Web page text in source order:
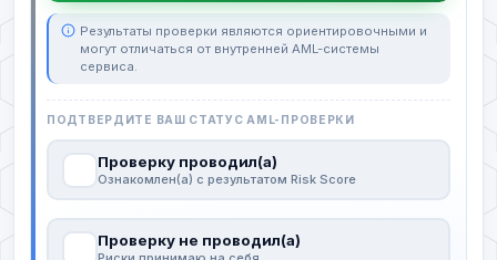
Результаты проверки являются ориентировочными и
могут отличаться от внутренней AML-системы
сервиса.
ПОДТВЕРДИТЕ ВАШ СТАТУС AML-ПРОВЕРКИ
Проверку проводил(а)
Ознакомлен(а) с результатом Risk Score
Проверку не проводил(а)